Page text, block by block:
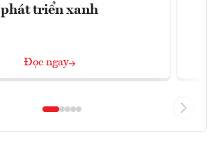
phát triển xanh
Đọc ngay